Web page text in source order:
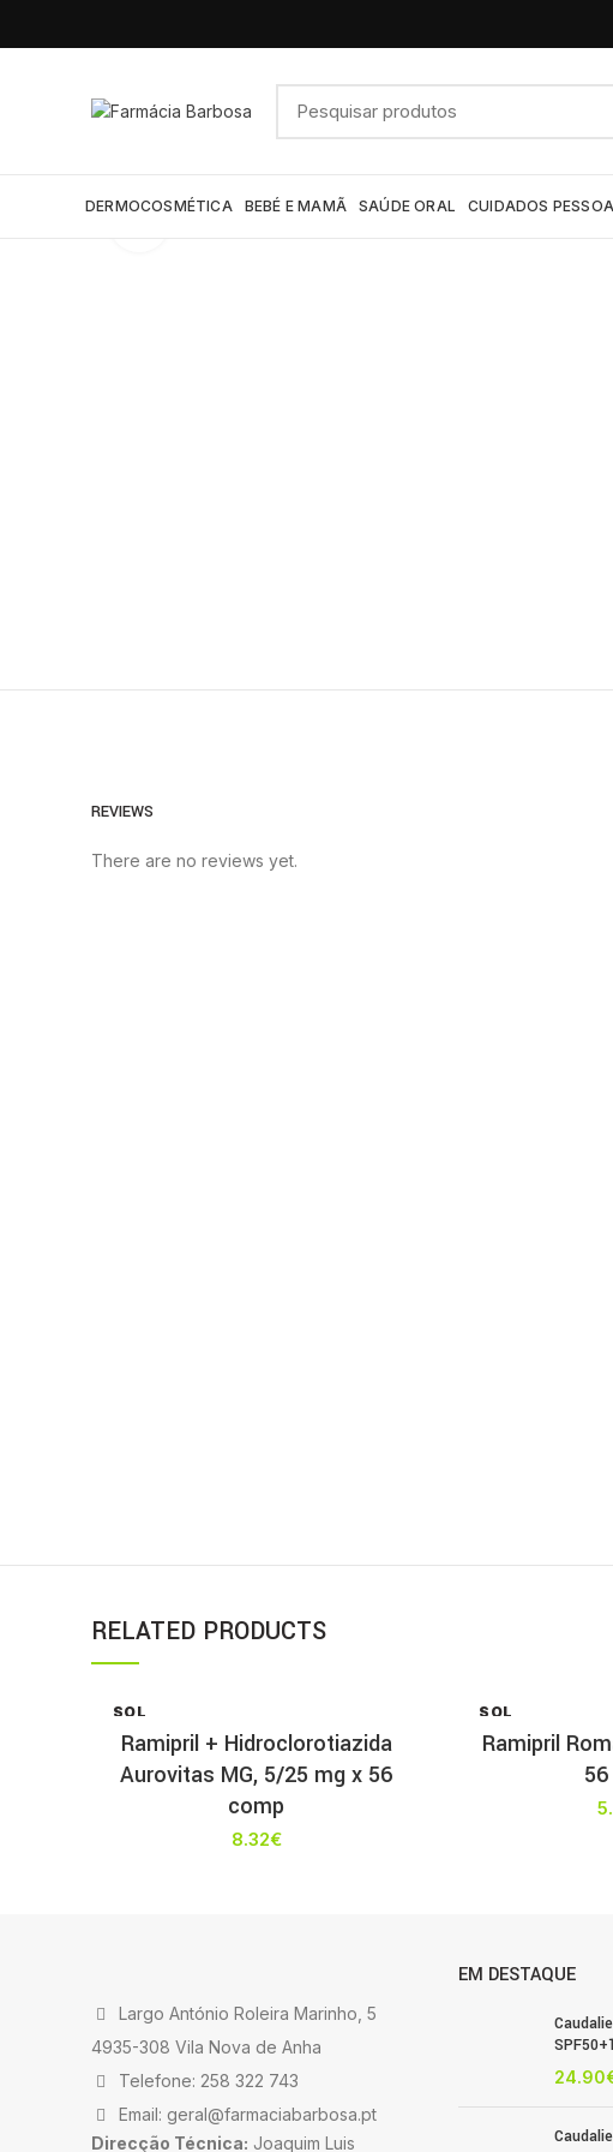
DERMOCOSMÉTICA BEBÉ E MAMÃ SAÚDE ORAL CUIDADOS
REVIEWS
There are no reviews yet.
RELATED PRODUCTS
SOL
T
Ramipril + Hidroclorotiazida
Aurovitas MG, 5/25 mg x 56
comp
8.32€
SOL
T
Ramipril
Largo António Roleira Marinho, 5
4935-308 Vila Nova de Anha
Telefone: 258 322 743
Email: geral@farmaciabarbosa.pt
Direcção Técnica: Joaquim Luis
EM DESTAQUE
24.90